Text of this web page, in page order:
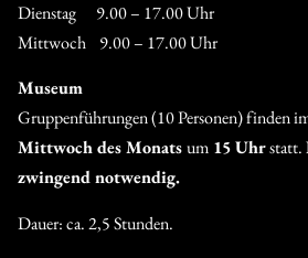
Dienstag 9.00 – 17.00 Uhr
Mittwoch 9.00 – 17.00 Uhr
Museum
Gruppenführungen (10 Personen) finden
Mittwoch des Monatsum 15 Uhrstatt.
zwingend notwendig.
Dauer: ca. 2,5 Stunden.